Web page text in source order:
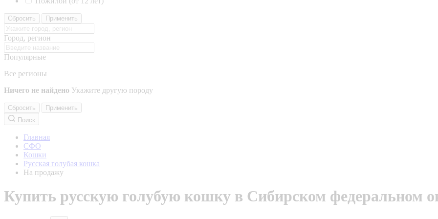
Сбросить Применить
Город, регион
Популярные
Все регионы
Ничего не найдено Укажите другую породу
Сбросить
Применить
Поиск
Главная
СФО
Кошки
Русская голубая кошка
На продажу
Купить русскую голубую кошку в Сибирском федеральном